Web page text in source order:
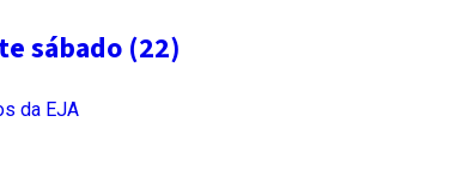
sábado (22)